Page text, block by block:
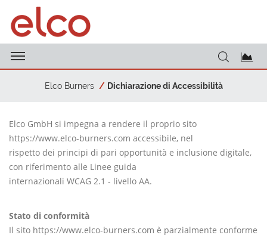
Elco Burners Dichiarazione di Accessibilità
Elco GmbH si impegna a rendere il proprio sito
https://www.elco-burners.com accessibile, nel
rispetto dei principi di pari opportunità e inclusione digitale,
con riferimento alle Linee guida
internazionali WCAG 2.1 - livello AA.
Stato di conformità
Il sito https://www.elco-burners.com è parzialmente conforme